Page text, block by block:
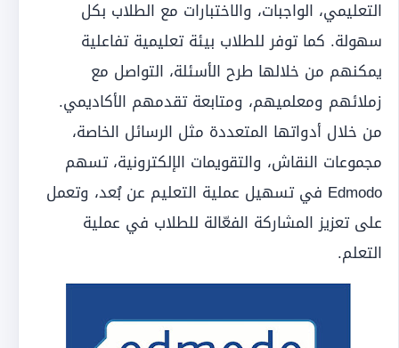
التعليمي، الواجبات، والاختبارات مع الطلاب بكل
سهولة. كما توفر للطلاب بيئة تعليمية تفاعلية
يمكنهم من خلالها طرح الأسئلة، التواصل مع
زملائهم ومعلميهم، ومتابعة تقدمهم الأكاديمي.
من خلال أدواتها المتعددة مثل الرسائل الخاصة،
مجموعات النقاش، والتقويمات الإلكترونية، تسهم
Edmodo في تسهيل عملية التعليم عن بُعد، وتعمل
على تعزيز المشاركة الفعّالة للطلاب في عملية
التعلم.